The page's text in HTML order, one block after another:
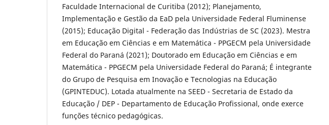
Faculdade Internacional de Curitiba (2012); Planejamento,
Implementação e Gestão da EaD pela Universidade Federal Fluminense
(2015); Educação Digital - Federação das Indústrias de SC (2023). Mestra
em Educação em Ciências e em Matemática - PPGECM pela Universidade
Federal do Paraná (2021); Doutorado em Educação em Ciências e em
Matemática - PPGECM pela Universidade Federal do Paraná; É integrante
do Grupo de Pesquisa em Inovação e Tecnologias na Educação
(GPINTEDUC). Lotada atualmente na SEED - Secretaria de Estado da
Educação / DEP - Departamento de Educação Profissional, onde exerce
funções técnico pedagógicas.